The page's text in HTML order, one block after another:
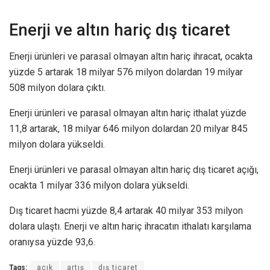
Enerji ve altın hariç dış ticaret
Enerji ürünleri ve parasal olmayan altın hariç ihracat, ocakta
yüzde 5 artarak 18 milyar 576 milyon dolardan 19 milyar
508 milyon dolara çıktı.
Enerji ürünleri ve parasal olmayan altın hariç ithalat yüzde
11,8 artarak, 18 milyar 646 milyon dolardan 20 milyar 845
milyon dolara yükseldi.
Enerji ürünleri ve parasal olmayan altın hariç dış ticaret açığı,
ocakta 1 milyar 336 milyon dolara yükseldi.
Dış ticaret hacmi yüzde 8,4 artarak 40 milyar 353 milyon
dolara ulaştı. Enerji ve altın hariç ihracatın ithalatı karşılama
oranıysa yüzde 93,6.
Tags: açık artış dış ticaret